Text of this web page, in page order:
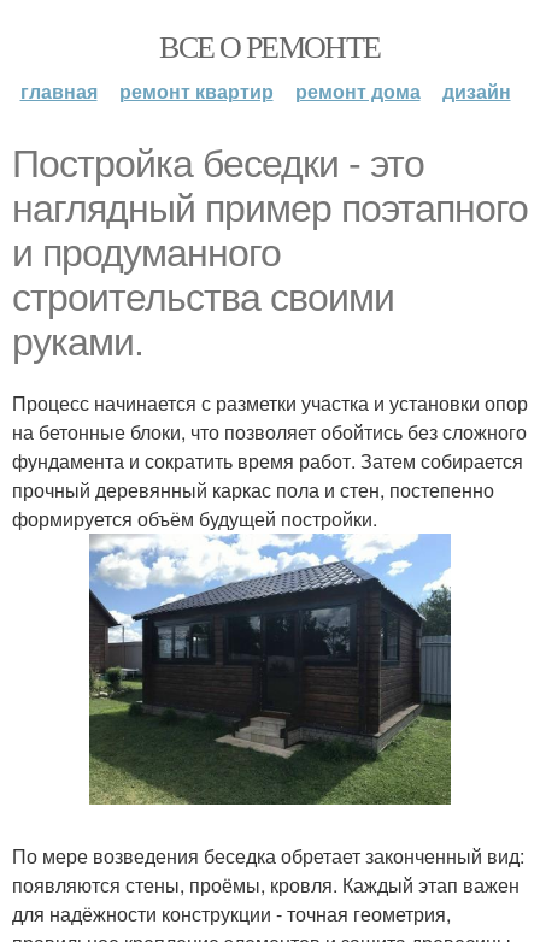
ВСЕ О РЕМОНТЕ
главная ремонт квартир ремонт дома дизайн
Постройка беседки - это
наглядный пример поэтапного
и продуманного
строительства своими
руками.
Процесс начинается с разметки участка и установки опор
на бетонные блоки, что позволяет обойтись без сложного
фундамента и сократить время работ. Затем собирается
прочный деревянный каркас пола и стен, постепенно
формируется объём будущей постройки.
По мере возведения беседка обретает законченный вид:
появляются стены, проёмы, кровля. Каждый этап важен
для надёжности конструкции - точная геометрия,